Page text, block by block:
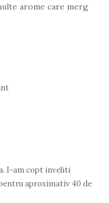
arome care merg
I-am copt inveliti
aproximativ 40 de